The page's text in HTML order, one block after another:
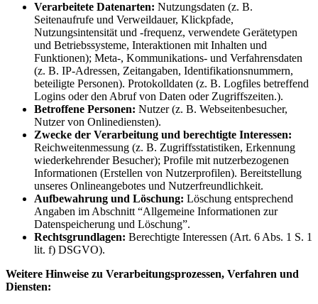
Verarbeitete Datenarten: Nutzungsdaten (z. B.
Seitenaufrufe und Verweildauer, Klickpfade,
Nutzungsintensität und -frequenz, verwendete Gerätetypen
und Betriebssysteme, Interaktionen mit Inhalten und
Funktionen); Meta-, Kommunikations- und Verfahrensdaten
(z. B. IP-Adressen, Zeitangaben, Identifikationsnummern,
beteiligte Personen). Protokolldaten (z. B. Logfiles betreffend
Logins oder den Abruf von Daten oder Zugriffszeiten.).
Betroffene Personen: Nutzer (z. B. Webseitenbesucher,
Nutzer von Onlinediensten).
Zwecke der Verarbeitung und berechtigte Interessen:
Reichweitenmessung (z. B. Zugriffsstatistiken, Erkennung
wiederkehrender Besucher); Profile mit nutzerbezogenen
Informationen (Erstellen von Nutzerprofilen). Bereitstellung
unseres Onlineangebotes und Nutzerfreundlichkeit.
Aufbewahrung und Löschung: Löschung entsprechend
Angaben im Abschnitt “Allgemeine Informationen zur
Datenspeicherung und Löschung”.
Rechtsgrundlagen: Berechtigte Interessen (Art. 6 Abs. 1 S. 1
lit. f) DSGVO).
Weitere Hinweise zu Verarbeitungsprozessen, Verfahren und
Diensten: